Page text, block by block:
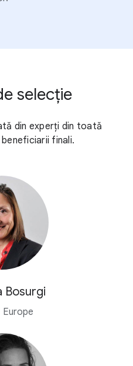
selecție
din experți din toată
finali.
Bosurgi